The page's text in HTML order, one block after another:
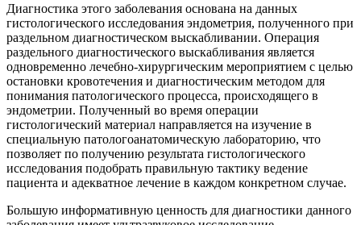
Диагностика этого заболевания основана на данных
гистологического исследования эндометрия, полученного при
раздельном диагностическом выскабливании. Операция
раздельного диагностического выскабливания является
одновременно лечебно-хирургическим мероприятием с целью
остановки кровотечения и диагностическим методом для
понимания патологического процесса, происходящего в
эндометрии. Полученный во время операции
гистологический материал направляется на изучение в
специальную патологоанатомическую лабораторию, что
позволяет по получению результата гистологического
исследования подобрать правильную тактику ведение
пациента и адекватное лечение в каждом конкретном случае.
Большую информативную ценность для диагностики данного